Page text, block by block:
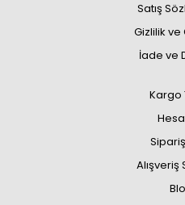
Satış
Gizlilik ve
İade ve
Kargo
Alışveriş